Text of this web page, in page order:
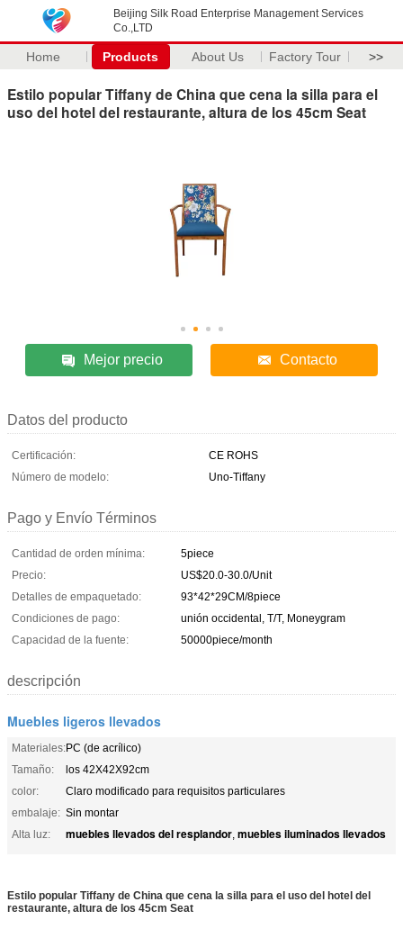
Beijing Silk Road Enterprise Management Services
Co.,LTD
Home Products About Us Factory Tour >>
Estilo popular Tiffany de China que cena la silla para el
uso del hotel del restaurante, altura de los 45cm Seat
Mejor precio Contacto
Datos del producto
Certificación:
CE ROHS
Número de modelo:
Uno-Tiffany
Pago y Envío Términos
Cantidad de orden mínima:
5piece
Precio:
US$20.0-30.0/Unit
Detalles de empaquetado:
93*42*29CM/8piece
Condiciones de pago:
unión occidental, T/T, Moneygram
Capacidad de la fuente:
50000piece/month
descripción
Muebles ligeros llevados
Materiales:PC (de acrílico)
Tamaño:
los 42X42X92cm
color:
Claro modificado para requisitos particulares
embalaje: Sin montar
Alta luz:
muebles llevados del resplandor, muebles iluminados llevados
Estilo popular Tiffany de China que cena la silla para el uso del hotel del
restaurante, altura de los 45cm Seat